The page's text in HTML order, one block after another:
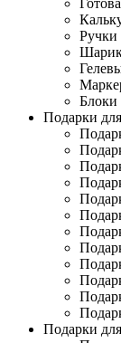
Ручки
Блоки
Подарки
Подарки